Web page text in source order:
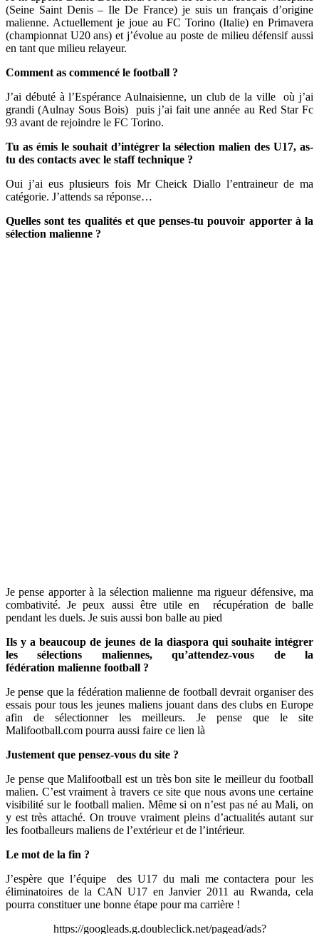
(Seine Saint Denis – Ile De France) je suis un français d’origine
malienne. Actuellement je joue au FC Torino (Italie) en Primavera
(championnat U20 ans) et j’évolue au poste de milieu défensif aussi
en tant que milieu relayeur.
Comment as commencé le football ?
J’ai débuté à l’Espérance Aulnaisienne, un club de la ville où j’ai
grandi (Aulnay Sous Bois) puis j’ai fait une année au Red Star Fc
93 avant de rejoindre le FC Torino.
Tu as émis le souhait d’intégrer la sélection malien des U17, as-
tu des contacts avec le staff technique ?
Oui j’ai eus plusieurs fois Mr Cheick Diallo l’entraineur de ma
catégorie. J’attends sa réponse…
Quelles sont tes qualités et que penses-tu pouvoir apporter à la
sélection malienne ?
Je pense apporter à la sélection malienne ma rigueur défensive, ma
combativité. Je peux aussi être utile en récupération de balle
pendant les duels. Je suis aussi bon balle au pied
Ils y a beaucoup de jeunes de la diaspora qui souhaite intégrer
les sélections maliennes, qu’attendez-vous de la
fédération malienne football ?
Je pense que la fédération malienne de football devrait organiser des
essais pour tous les jeunes maliens jouant dans des clubs en Europe
afin de sélectionner les meilleurs. Je pense que le site
Malifootball.com pourra aussi faire ce lien là
Justement que pensez-vous du site ?
Je pense que Malifootball est un très bon site le meilleur du football
malien. C’est vraiment à travers ce site que nous avons une certaine
visibilité sur le football malien. Même si on n’est pas né au Mali, on
y est très attaché. On trouve vraiment pleins d’actualités autant sur
les footballeurs maliens de l’extérieur et de l’intérieur.
Le mot de la fin ?
J’espère que l’équipe des U17 du mali me contactera pour les
éliminatoires de la CAN U17 en Janvier 2011 au Rwanda, cela
pourra constituer une bonne étape pour ma carrière !
https://googleads.g.doubleclick.net/pagead/ads?